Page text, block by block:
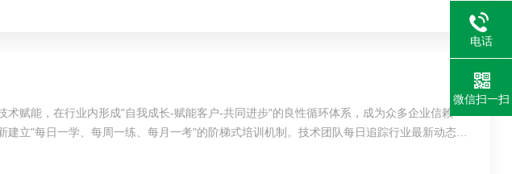
赋能，在行业内形成"自我成长-赋能客户-共同进步"的良性循环体系，成为众多企业信赖
立"每日一学、每周一练、每月一考"的阶梯式培训机制。技术团队每日追踪行业最新动态，
电话
微信扫一扫